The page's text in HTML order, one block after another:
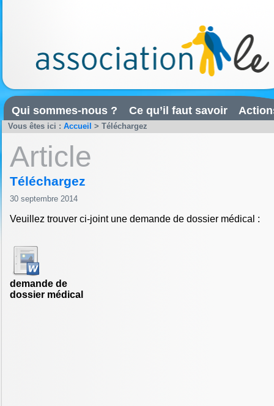
Qui sommes-nous ? Ce qu’il faut savoir
Vous êtes ici : Accueil > Téléchargez
Article
Téléchargez
30 septembre 2014
Veuillez trouver ci-joint une demande de dossier médical :
demande de
dossier médical